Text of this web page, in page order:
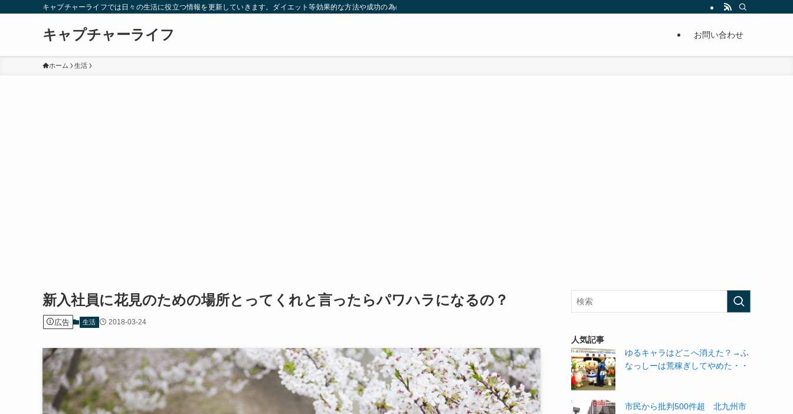
キャプチャーライフでは日々の生活に役立つ情報を更新していきます。ダイエット等効果的な方法や成功の為の秘訣等。太ったり悩んでいる方々が簡単に痩せることが出来るように分かりやすくまとめています。
キャプチャーライフ お問い合わせ
ホーム 生活
新入社員に花見のための場所とってくれと言ったらパワハラになるの？
広告 生活 2018-03-24
人気記事
ゆるキャラはどこへ消えた？→ふ
なっしーは荒稼ぎしてやめた・・
市民から批判500件超 北九州市